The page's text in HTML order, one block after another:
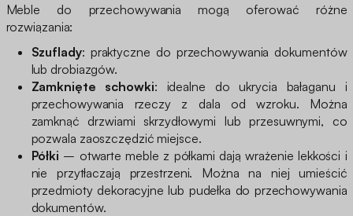
Meble do przechowywania mogą oferować różne
rozwiązania:
Szuflady: praktyczne do przechowywania dokumentów
lub drobiazgów.
Zamknięte schowki: idealne do ukrycia bałaganu i
przechowywania rzeczy z dala od wzroku. Można
zamknąć drzwiami skrzydłowymi lub przesuwnymi, co
pozwala zaoszczędzić miejsce.
Półki – otwarte meble z półkami dają wrażenie lekkości i
nie przytłaczają przestrzeni. Można na niej umieścić
przedmioty dekoracyjne lub pudełka do przechowywania
dokumentów.